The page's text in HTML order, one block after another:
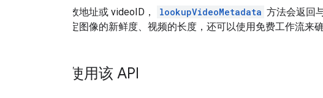
给定有效地址或 videoID， lookupVideoMetadata 方法会返回
可以确定图像的新鲜度、视频的长度，还可以使用免费工作流来
如何使用该 API